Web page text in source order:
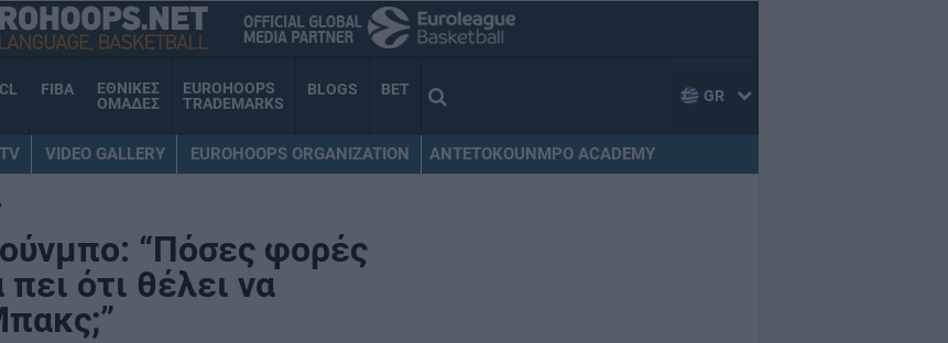
FIBA
ΕΘΝΙΚΕΣ
ΟΜΑΔΕΣ
EUROHOOPS
TRADEMARKS
BLOGS BET GR
TV VIDEO GALLERY EUROHOOPS ORGANIZATION ANTETOKOUNMPO ACADEMY
“Πόσες φορές
ότι θέλει να